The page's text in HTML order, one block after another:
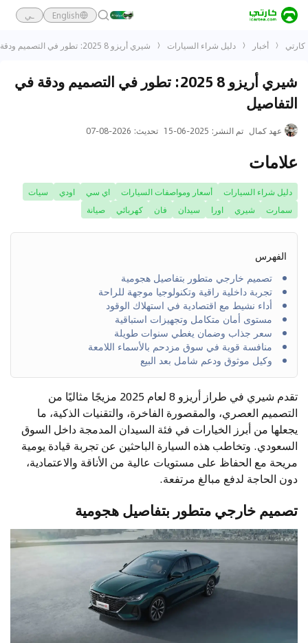
English ـي
كارتي أخبار دليل شراء السيارات شيري أريزو 8 2025: تطور في التصميم ودقة في التفاصيل
شيري أريزو 8 2025: تطور في التصميم ودقة في
التفاصيل
عهد كمال تم النشر :
2025-06-15 تحديث:
2026-08-07
علامات
دليل شراء السيارات أسعار ومواصفات السيارات اي سي اودي
سيات
سمارت
شيري اورا سيدان فان كهربائي صيانة
الفهرس
تصميم خارجي متطور بتفاصيل هجومية
تجربة داخلية راقية وتكنولوجيا موجهة للراحة
أداء نشيط مع اقتصادية في استهلاك الوقود
مستوى أمان متكامل وتجهيزات استباقية
سعر جذاب وضمان يغطي سنوات طويلة
منافسة قوية في سوق مزدحم بالأسماء اللامعة
وكيل موثوق ودعم شامل بعد البيع
تقدم شيري في طراز أريزو 8 لعام 2025 مزيجًا مثاليًا من
التصميم العصري، والمقصورة الفاخرة، والتقنيات الذكية، ما
يجعلها من أبرز الخيارات في فئة السيدان المدمجة داخل السوق
السعودي. وتخاطب هذه السيارة الباحثين عن تجربة قيادة يومية
مريحة مع الحفاظ على مستويات عالية من الأناقة والاعتمادية،
دون الحاجة لدفع مبالغ مرتفعة.
تصميم خارجي متطور بتفاصيل هجومية